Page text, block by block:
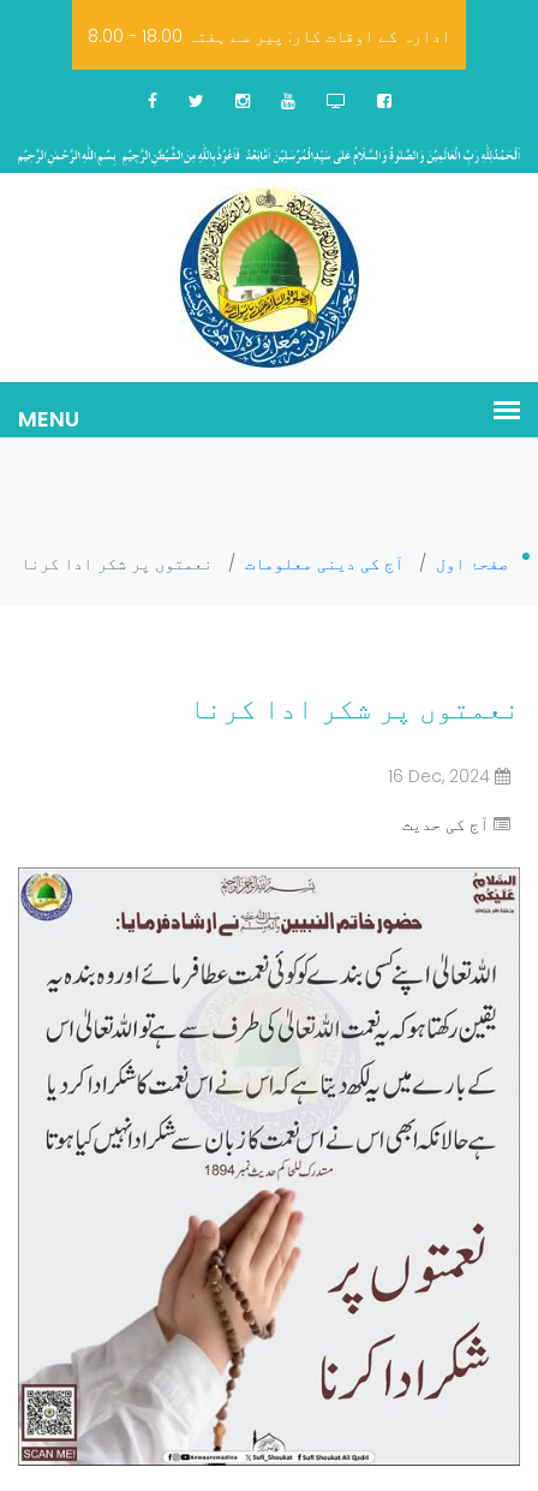
8.00 - 18.00 ادارہ کے اوقات کار: پیر سے ہفتہ
صفحۂ اول / آج کی دینی معلومات / نعمتوں پر شکر ادا کرنا
نعمتوں پر شکر ادا کرنا
16 Dec, 2024
آج کی حدیث